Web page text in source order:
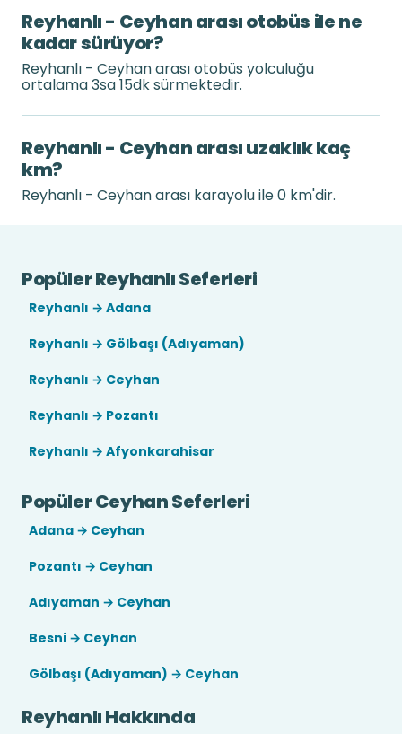
Reyhanlı - Ceyhan arası otobüs ile ne
kadar sürüyor?
Reyhanlı - Ceyhan arası otobüs yolculuğu
ortalama 3sa 15dk sürmektedir.
Reyhanlı - Ceyhan arası uzaklık kaç
km?
Reyhanlı - Ceyhan arası karayolu ile 0 km'dir.
Popüler Reyhanlı Seferleri
Reyhanlı → Adana
Reyhanlı → Gölbaşı (Adıyaman)
Reyhanlı → Ceyhan
Reyhanlı → Pozantı
Reyhanlı → Afyonkarahisar
Popüler Ceyhan Seferleri
Adana → Ceyhan
Pozantı → Ceyhan
Adıyaman → Ceyhan
Besni → Ceyhan
Gölbaşı (Adıyaman) → Ceyhan
Reyhanlı Hakkında